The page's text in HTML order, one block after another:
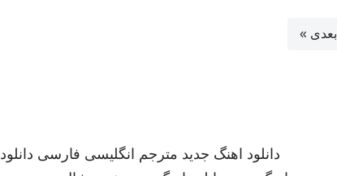
بعدی »
دانلود اهنگ جدید مترجم انگلیسی فارسی دانلود